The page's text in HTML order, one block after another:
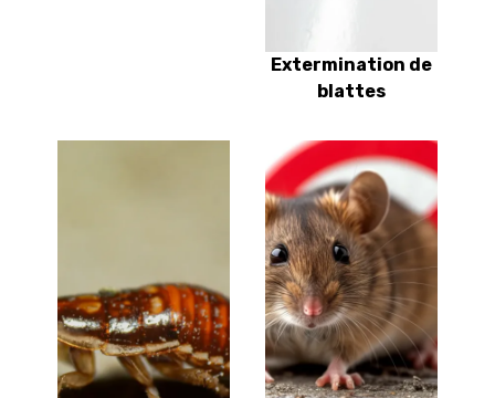
Extermination de
blattes